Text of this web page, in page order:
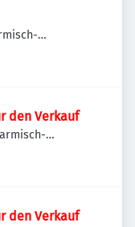
den Verkauf
den Verkauf